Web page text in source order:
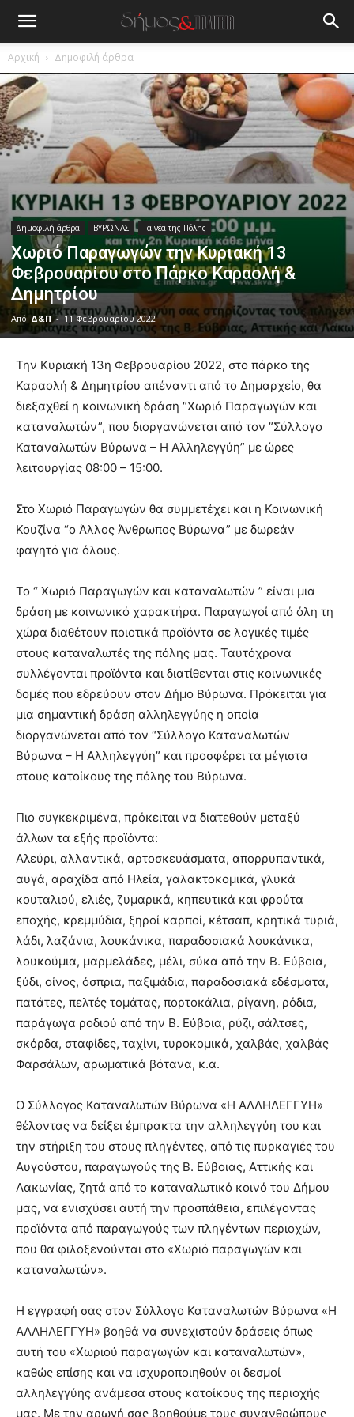
Αρχική Δημοφιλή άρθρα
Δημοφιλή άρθρα ΒΥΡΩΝΑΣ Τα νέα της Πόλης
Χωριό Παραγωγών την Κυριακή 13
Φεβρουαρίου στο Πάρκο Καραολή &
Δημητρίου
Από Δ&Π - 11 Φεβρουαρίου 2022
lesbians
very
cam
show.desi
xxx
brandi
you
meaning
pornhun
porn
Την Κυριακή 13η Φεβρουαρίου 2022, στο πάρκο της
Καραολή & Δημητρίου απέναντι από το Δημαρχείο, θα
διεξαχθεί η κοινωνική δράση “Χωριό Παραγωγών και
καταναλωτών”, που διοργανώνεται από τον ”Σύλλογο
Καταναλωτών Βύρωνα – Η Αλληλεγγύη” με ώρες
λειτουργίας 08:00 – 15:00.
Στο Χωριό Παραγωγών θα συμμετέχει και η Κοινωνική
Κουζίνα “ο Άλλος Άνθρωπος Βύρωνα” με δωρεάν
φαγητό για όλους.
Το “ Χωριό Παραγωγών και καταναλωτών ” είναι μια
δράση με κοινωνικό χαρακτήρα. Παραγωγοί από όλη τη
χώρα διαθέτουν ποιοτικά προϊόντα σε λογικές τιμές
στους καταναλωτές της πόλης μας. Ταυτόχρονα
συλλέγονται προϊόντα και διατίθενται στις κοινωνικές
δομές που εδρεύουν στον Δήμο Βύρωνα. Πρόκειται για
μια σημαντική δράση αλληλεγγύης η οποία
διοργανώνεται από τον “Σύλλογο Καταναλωτών
Βύρωνα – Η Αλληλεγγύη” και προσφέρει τα μέγιστα
στους κατοίκους της πόλης του Βύρωνα.
Πιο συγκεκριμένα, πρόκειται να διατεθούν μεταξύ
άλλων τα εξής προϊόντα:
Αλεύρι, αλλαντικά, αρτοσκευάσματα, απορρυπαντικά,
αυγά, αραχίδα από Ηλεία, γαλακτοκομικά, γλυκά
κουταλιού, ελιές, ζυμαρικά, κηπευτικά και φρούτα
εποχής, κρεμμύδια, ξηροί καρποί, κέτσαπ, κρητικά τυριά,
λάδι, λαζάνια, λουκάνικα, παραδοσιακά λουκάνικα,
λουκούμια, μαρμελάδες, μέλι, σύκα από την Β. Εύβοια,
ξύδι, οίνος, όσπρια, παξιμάδια, παραδοσιακά εδέσματα,
πατάτες, πελτές τομάτας, πορτοκάλια, ρίγανη, ρόδια,
παράγωγα ροδιού από την Β. Εύβοια, ρύζι, σάλτσες,
σκόρδα, σταφίδες, ταχίνι, τυροκομικά, χαλβάς, χαλβάς
Φαρσάλων, αρωματικά βότανα, κ.α.
Ο Σύλλογος Καταναλωτών Βύρωνα «Η ΑΛΛΗΛΕΓΓΥΗ»
θέλοντας να δείξει έμπρακτα την αλληλεγγύη του και
την στήριξη του στους πληγέντες, από τις πυρκαγιές του
Αυγούστου, παραγωγούς της Β. Εύβοιας, Αττικής και
Λακωνίας, ζητά από το καταναλωτικό κοινό του Δήμου
μας, να ενισχύσει αυτή την προσπάθεια, επιλέγοντας
προϊόντα από παραγωγούς των πληγέντων περιοχών,
που θα φιλοξενούνται στο «Χωριό παραγωγών και
καταναλωτών».
Η εγγραφή σας στον Σύλλογο Καταναλωτών Βύρωνα «Η
ΑΛΛΗΛΕΓΓΥΗ» βοηθά να συνεχιστούν δράσεις όπως
αυτή του «Χωριού παραγωγών και καταναλωτών»,
καθώς επίσης και να ισχυροποιηθούν οι δεσμοί
αλληλεγγύης ανάμεσα στους κατοίκους της περιοχής
μας. Με την αρωγή σας βοηθούμε τους συνανθρώπους